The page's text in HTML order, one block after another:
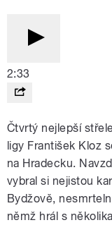
2:33
Čtvrtý nejlepší
ligy František Kloz
na Hradecku.
vybral si nejistou
Bydžově,
němž hrál s